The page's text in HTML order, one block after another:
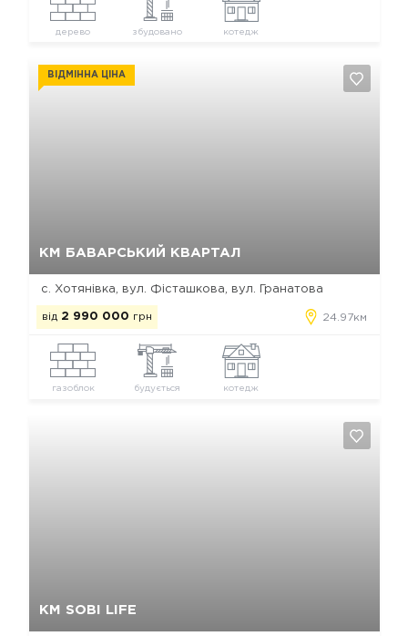
дерево збудовано котедж
КМ БАВАРСЬКИЙ КВАРТАЛ
ВІДМІННА ЦІНА
с. Хотянівка, вул. Фісташкова, вул. Гранатова
від 2 990 000 грн 24.97км
газоблок будується котедж
КМ SOBI LIFE